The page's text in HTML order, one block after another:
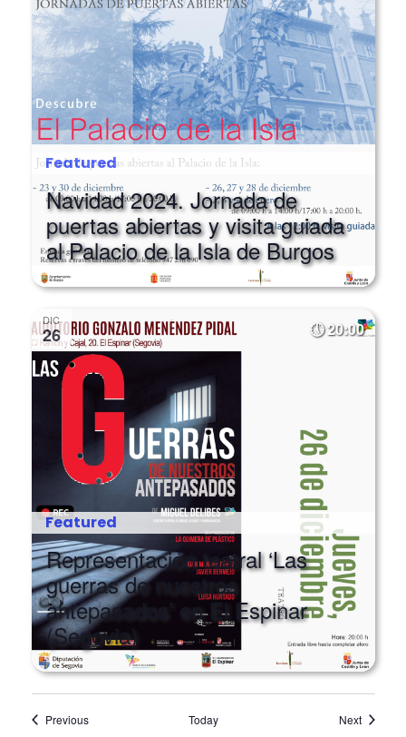
Featured
Navidad 2024. Jornada de
puertas abiertas y visita guiada
al Palacio de la Isla de Burgos
DIC
Representación teatral ‘Las
guerras de nuestros
antepasados’ en El Espinar
(Segovia)
PreviousEvents Today NextEvents